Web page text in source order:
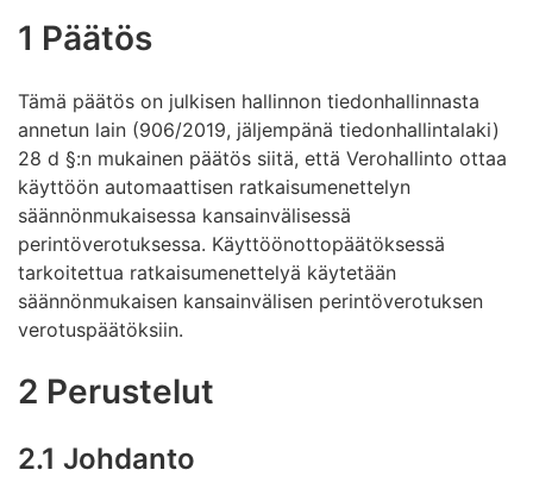
1 Päätös
Tämä päätös on julkisen hallinnon tiedonhallinnasta
annetun lain (906/2019, jäljempänä tiedonhallintalaki)
28 d §:n mukainen päätös siitä, että Verohallinto ottaa
käyttöön automaattisen ratkaisumenettelyn
säännönmukaisessa kansainvälisessä
perintöverotuksessa. Käyttöönottopäätöksessä
tarkoitettua ratkaisumenettelyä käytetään
säännönmukaisen kansainvälisen perintöverotuksen
verotuspäätöksiin.
2 Perustelut
2.1 Johdanto